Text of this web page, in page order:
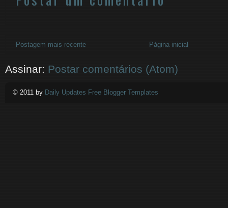
Postagem mais recente Página inicial
Assinar: Postar comentários (Atom)
© 2011 by Daily Updates Free Blogger Templates